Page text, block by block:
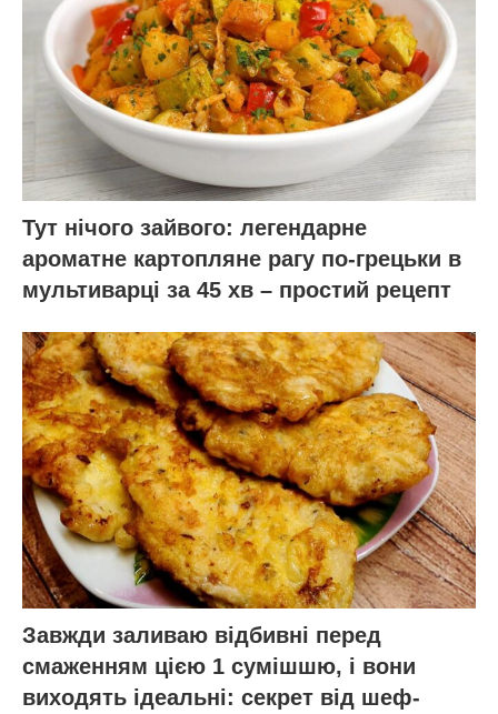
Тут нічого зайвого: легендарне
ароматне картопляне рагу по-грецьки в
мультиварці за 45 хв – простий рецепт
Завжди заливаю відбивні перед
смаженням цією 1 сумішшю, і вони
виходять ідеальні: секрет від шеф-